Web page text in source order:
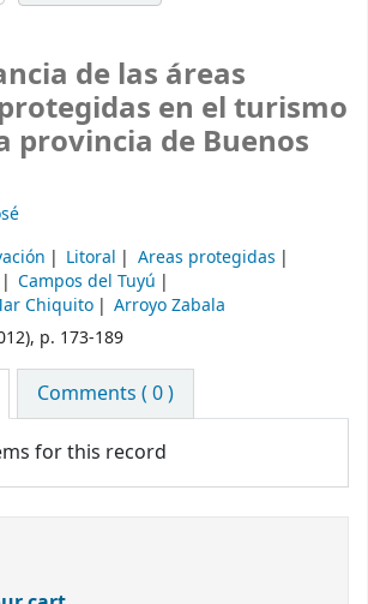
de las áreas
en el turismo
provincia de Buenos
Litoral
Areas protegidas
Campos del Tuyú
Chiquito
Arroyo Zabala
p. 173-189
Comments ( 0 )
for this record